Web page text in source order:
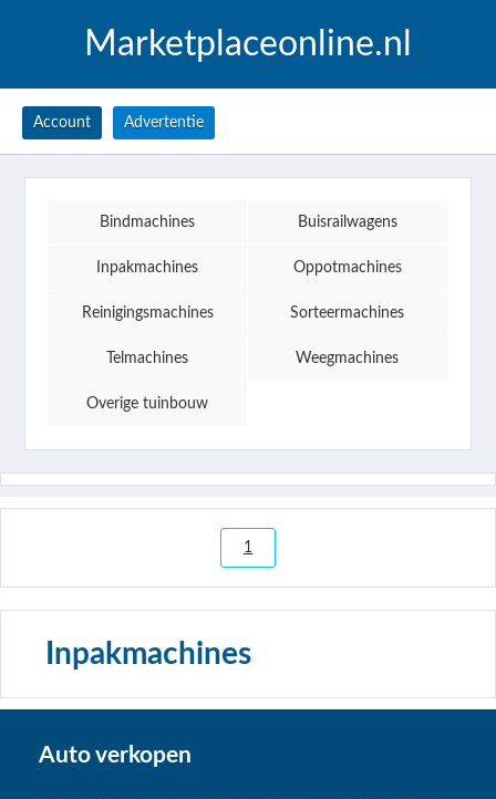
Marketplaceonline.nl
Account Advertentie
Bindmachines Buisrailwagens
Inpakmachines Oppotmachines
Reinigingsmachines Sorteermachines
Telmachines Weegmachines
Overige tuinbouw
1
Inpakmachines
Auto verkopen